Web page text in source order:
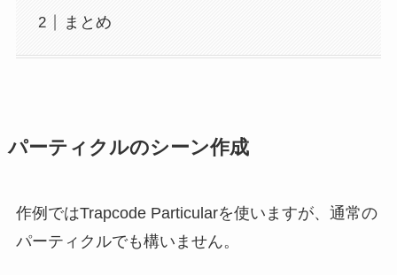
まとめ
パーティクルのシーン作成
作例ではTrapcode Particularを使いますが、通常の
パーティクルでも構いません。